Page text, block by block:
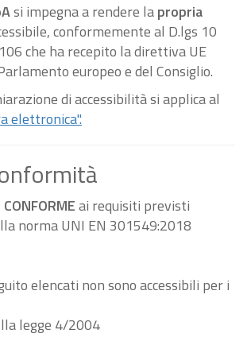
si impegna a rendere lapropria
conformemente al D.lgs 10
che ha recepito la direttiva UE
europeo e del Consiglio.
di accessibilità si applica al
elettronica".
ai requisiti previsti
norma UNI EN 301549:2018
elencati non sono accessibili per i
legge 4/2004